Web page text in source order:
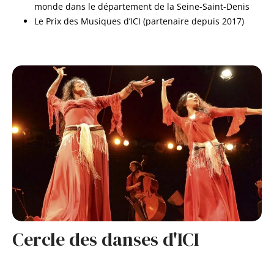
monde dans le département de la Seine-Saint-Denis
Le Prix des Musiques d’ICI (partenaire depuis 2017)
Cercle des danses d'ICI